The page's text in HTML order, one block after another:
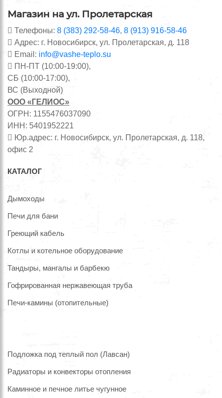
Магазин на ул. Пролетарская
Телефоны: 8 (383) 292-58-46, 8 (913) 916-58-46
Адрес: г. Новосибирск, ул. Пролетарская, д. 118
Email: info@vashe-teplo.su
ПН-ПТ (10:00-19:00),
СБ (10:00-17:00),
ВС (Выходной)
ООО «ГЕЛИОС»
ОГРН: 1155476037090
ИНН: 5401952221
Юр.адрес: г. Новосибирск, ул. Пролетарская, д. 118,
офис 2
КАТАЛОГ
Дымоходы
Печи для бани
Греющий кабель
Котлы и котельное оборудование
Тандыры, мангалы и барбекю
Гофрированная нержавеющая труба
Печи-камины (отопительные)
Подложка под теплый пол (Лавсан)
Радиаторы и конвекторы отопления
Каминное и печное литье чугунное